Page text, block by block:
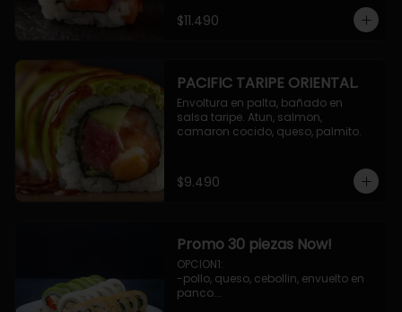
$11.490
PACIFIC TARIPE ORIENTAL.
Envoltura en palta, bañado en
salsa taripe. Atun, salmon,
camaron cocido, queso, palmito.
$9.490
Promo 30 piezas Now!
OPCION1:
-pollo, queso, cebollin, envuelto en
panco.